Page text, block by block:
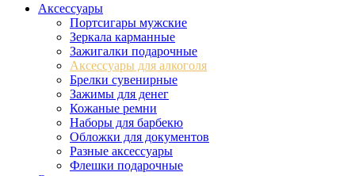
Аксессуары
Портсигары мужские
Зеркала карманные
Зажигалки подарочные
Аксессуары для алкоголя
Брелки сувенирные
Зажимы для денег
Кожаные ремни
Наборы для барбекю
Обложки для документов
Разные аксессуары
Флешки подарочные